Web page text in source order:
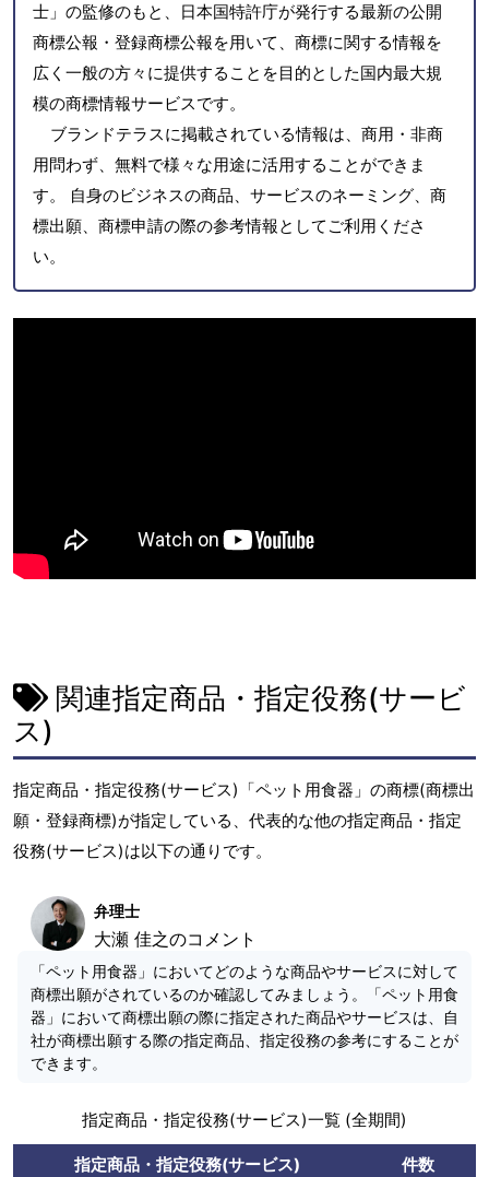
士」の監修のもと、日本国特許庁が発行する最新の公開
商標公報・登録商標公報を用いて、商標に関する情報を
広く一般の方々に提供することを目的とした国内最大規
模の商標情報サービスです。
ブランドテラスに掲載されている情報は、商用・非商
用問わず、無料で様々な用途に活用することができま
す。 自身のビジネスの商品、サービスのネーミング、商
標出願、商標申請の際の参考情報としてご利用くださ
い。
関連指定商品・指定役務(サービ
ス)
指定商品・指定役務(サービス)「ペット用食器」の商標(商標出
願・登録商標)が指定している、代表的な他の指定商品・指定
役務(サービス)は以下の通りです。
弁理士
大瀬 佳之のコメント
「ペット用食器」においてどのような商品やサービスに対して
商標出願がされているのか確認してみましょう。「ペット用食
器」において商標出願の際に指定された商品やサービスは、自
社が商標出願する際の指定商品、指定役務の参考にすることが
できます。
指定商品・指定役務(サービス)一覧 (全期間)
指定商品・指定役務(サービス) 件数